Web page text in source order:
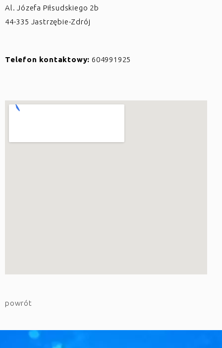
Al. Józefa Piłsudskiego 2b
44-335 Jastrzębie-Zdrój
Telefon kontaktowy: 604991925
powrót